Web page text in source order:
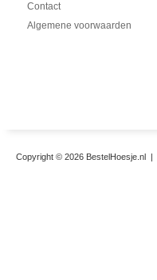
Contact
Algemene voorwaarden
Copyright © 2026 BestelHoesje.nl |